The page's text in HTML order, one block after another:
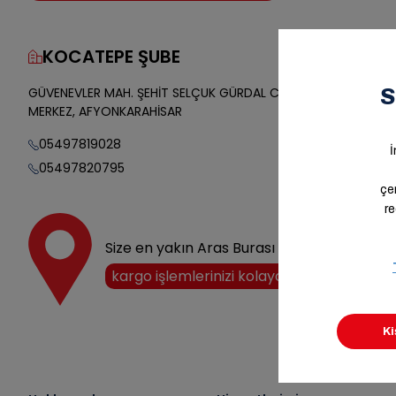
KOCATEPE ŞUBE
GÜVENEVLER MAH. ŞEHİT SELÇUK GÜRDAL CAD. 2 APT. 25/A
MERKEZ, AFYONKARAHİSAR
05497819028
05497820795
Size en yakın Aras Burası noktasını
kargo işlemlerinizi kolayca halledin!